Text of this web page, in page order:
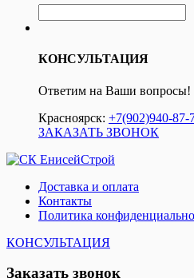
КОНСУЛЬТАЦИЯ
Ответим на Ваши вопросы!
Красноярск: +7(902)940-87-
ЗАКАЗАТЬ ЗВОНОК
Доставка и оплата
Контакты
Политика
КОНСУЛЬТАЦИЯ
Заказать звонок